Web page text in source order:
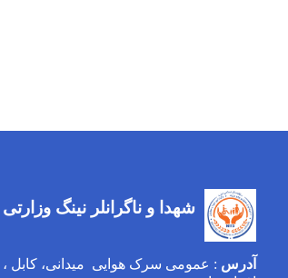
شهدا و ناگرانلر نینگ وزارتی
آدرس : عمومی سرک هوایی میدانی، کابل ،